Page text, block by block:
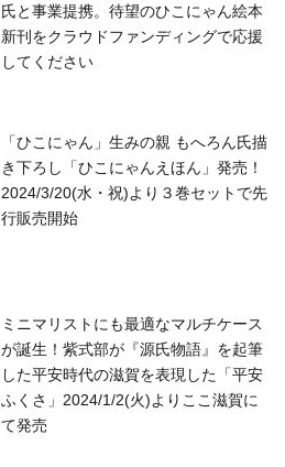
氏と事業提携。待望のひこにゃん絵本
新刊をクラウドファンディングで応援
してください
「ひこにゃん」生みの親 もへろん氏描
き下ろし「ひこにゃんえほん」発売！
2024/3/20(水・祝)より３巻セットで先
行販売開始
ミニマリストにも最適なマルチケース
が誕生！紫式部が『源氏物語』を起筆
した平安時代の滋賀を表現した「平安
ふくさ」2024/1/2(火)よりここ滋賀に
て発売